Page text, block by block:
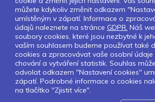
Nastavení cookies
Obchodní a licenční
Sledujte nás:
Pokud chcete dostávat
můžete kdykoliv změnit odkazem
umístěným v zápatí. Informace o
údajů naleznete na stránce GDPR. Náš
soubory cookies, které jsou nezbytné k
vaším souhlasem budeme používat také
cookies a zpracovávat vaše osobní
chování a vytváření statistik. Souhlas
odvolat odkazem "Nastavení cookies"
zápatí. Podrobné informace o cookies
na tlačítko "Zjistit více".